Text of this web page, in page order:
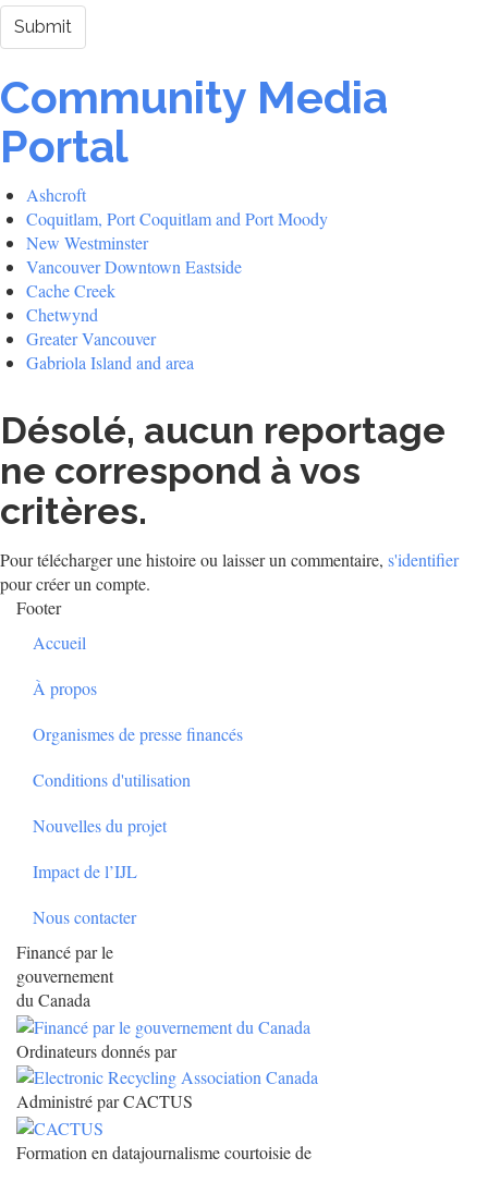
Submit
Community Media
Portal
Ashcroft
Coquitlam, Port Coquitlam and Port Moody
New Westminster
Vancouver Downtown Eastside
Cache Creek
Chetwynd
Greater Vancouver
Gabriola Island and area
Désolé, aucun reportage
ne correspond à vos
critères.
Pour télécharger une histoire ou laisser un commentaire, s'identifier
pour créer un compte.
Footer
Accueil
À propos
Organismes de presse financés
Conditions d'utilisation
Nouvelles du projet
Impact de l’IJL
Nous contacter
Financé par le
gouvernement
du Canada
Ordinateurs donnés par
Administré par CACTUS
Formation en datajournalisme courtoisie de